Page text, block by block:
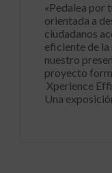
«Pedalea por
orientada a
ciudadanos
eficiente de
nuestro
proyecto
Xperience
Una